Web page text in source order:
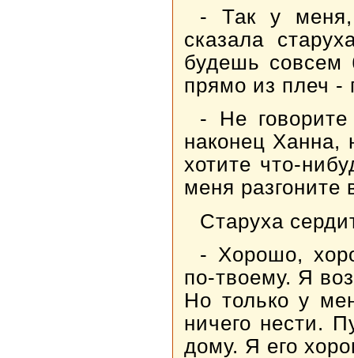
- Так у
сказала
будешь совсем
прямо из плеч -
- Не говорите
наконец Ханна,
хотите что-
меня разгоните
Старуха
- Хорошо,
по-твоему. Я
Но только у
ничего нести.
дому. Я его